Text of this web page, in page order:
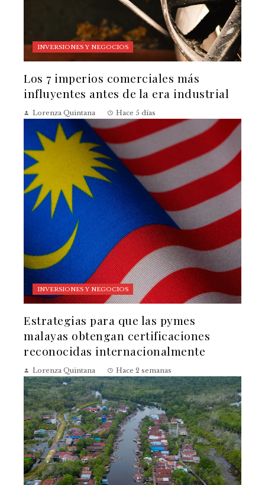
INVERSIONES Y NEGOCIOS
Los 7 imperios comerciales más
influyentes antes de la era industrial
Lorenza Quintana Hace 5 días
INVERSIONES Y NEGOCIOS
Estrategias para que las pymes
malayas obtengan certificaciones
reconocidas internacionalmente
Lorenza Quintana Hace 2 semanas